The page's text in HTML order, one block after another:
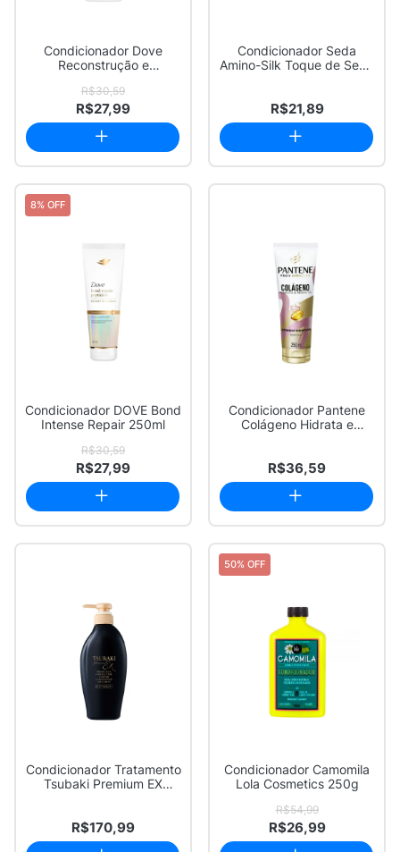
Condicionador Dove
Reconstrução e
Da...
R$30,59
R$27,99
Condicionador Seda
Amino-Silk Toque de Seda
R$21,89
8% OFF
Condicionador DOVE Bond
Intense Repair 250ml
R$30,59
R$27,99
Condicionador Pantene
Colágeno Hidrata e
R$36,59
Condicionador Tratamento
Tsubaki Premium EX
R$170,99
50% OFF
Condicionador Camomila
Lola Cosmetics 250g
R$54,99
R$26,99